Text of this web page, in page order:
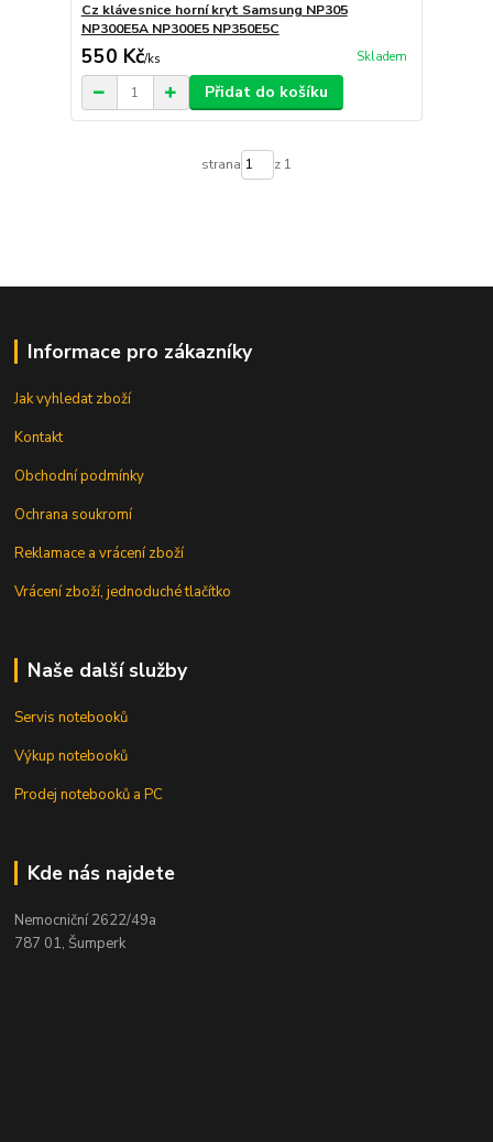
Cz klávesnice horní kryt Samsung NP305
NP300E5A NP300E5 NP350E5C
550 Kč/ks Skladem
Přidat do košíku
strana z 1
Informace pro zákazníky
Jak vyhledat zboží
Kontakt
Obchodní podmínky
Ochrana soukromí
Reklamace a vrácení zboží
Vrácení zboží, jednoduché tlačítko
Naše další služby
Servis notebooků
Výkup notebooků
Prodej notebooků a PC
Kde nás najdete
Nemocniční 2622/49a
787 01, Šumperk